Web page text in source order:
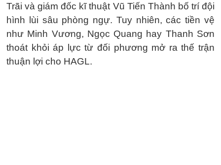
Trãi và giám đốc kĩ thuật Vũ Tiến Thành bố trí đội
hình lùi sâu phòng ngự. Tuy nhiên, các tiền vệ
như Minh Vương, Ngọc Quang hay Thanh Sơn
thoát khỏi áp lực từ đối phương mở ra thế trận
thuận lợi cho HAGL.